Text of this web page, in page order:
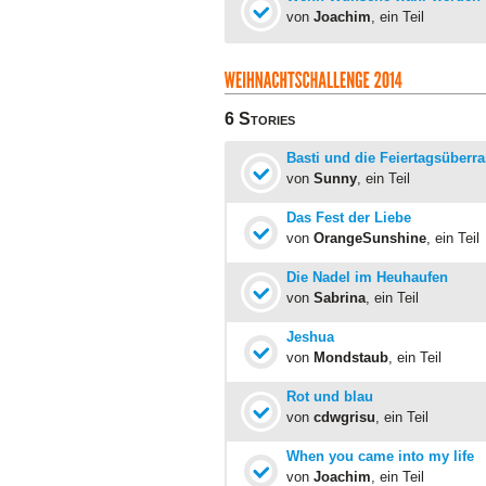
von Joachim, ein Teil
6 Stories
Basti und die
von Sunny , ein Teil
Das Fest der Liebe
von OrangeSunshine , ein Teil
Die Nadel im Heuhaufen
von Sabrina , ein Teil
Jeshua
von Mondstaub , ein Teil
Rot und blau
von cdwgrisu , ein Teil
When you came into my life
von Joachim , ein Teil